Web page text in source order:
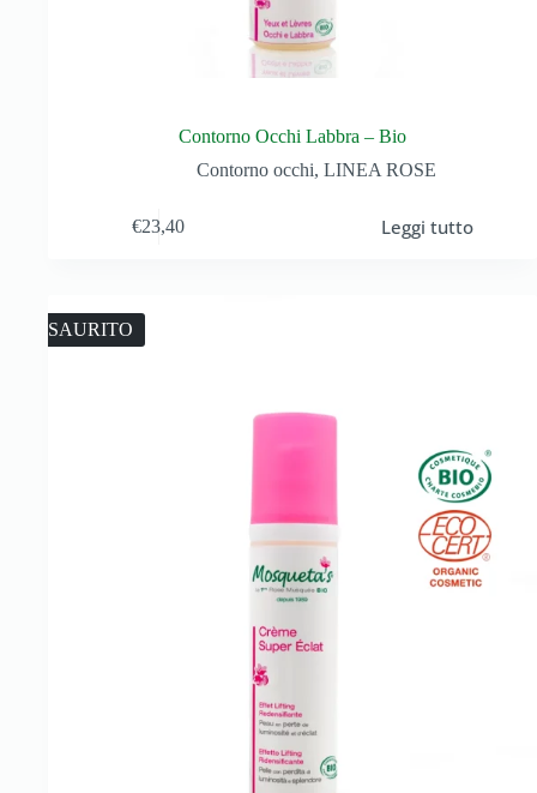
Contorno Occhi Labbra – Bio
Contorno occhi, LINEA ROSE
€23,40 Leggi tutto
ESAURITO